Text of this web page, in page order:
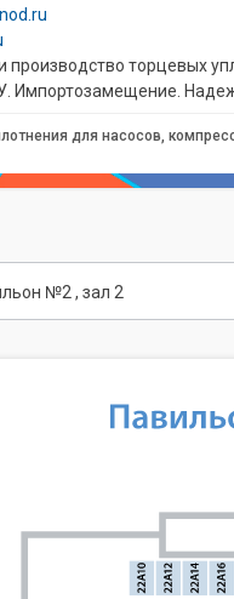
производство торцевых
Импортозамещение.
для насосов,
№2 , зал 2